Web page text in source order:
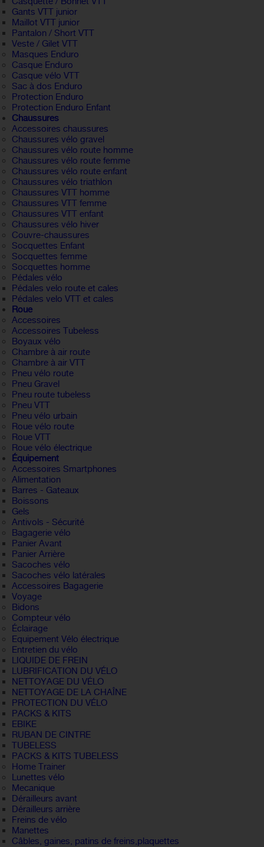
Gants VTT junior
Maillot VTT junior
Pantalon / Short VTT
Veste / Gilet VTT
Masques Enduro
Casque Enduro
Casque vélo VTT
Sac à dos Enduro
Protection Enduro
Protection Enduro Enfant
Chaussures
Accessoires chaussures
Chaussures vélo gravel
Chaussures vélo route homme
Chaussures vélo route femme
Chaussures vélo route enfant
Chaussures vélo triathlon
Chaussures VTT homme
Chaussures VTT femme
Chaussures VTT enfant
Chaussures vélo hiver
Couvre-chaussures
Socquettes Enfant
Socquettes femme
Socquettes homme
Pédales vélo
Pédales velo route et cales
Pédales velo VTT et cales
Roue
Accessoires
Accessoires Tubeless
Boyaux vélo
Chambre à air route
Chambre à air VTT
Pneu vélo route
Pneu Gravel
Pneu route tubeless
Pneu VTT
Pneu vélo urbain
Roue vélo route
Roue VTT
Roue vélo électrique
Équipement
Accessoires Smartphones
Alimentation
Barres - Gateaux
Boissons
Gels
Antivols - Sécurité
Bagagerie vélo
Panier Avant
Panier Arrière
Sacoches vélo
Sacoches vélo latérales
Accessoires Bagagerie
Voyage
Bidons
Compteur vélo
Éclairage
Equipement Vélo électrique
Entretien du vélo
LIQUIDE DE FREIN
LUBRIFICATION DU VÉLO
NETTOYAGE DU VÉLO
NETTOYAGE DE LA CHAÎNE
PROTECTION DU VÉLO
PACKS & KITS
EBIKE
RUBAN DE CINTRE
TUBELESS
PACKS & KITS TUBELESS
Home Trainer
Lunettes vélo
Mecanique
Dérailleurs avant
Dérailleurs arrière
Freins de vélo
Manettes
Câbles, gaines, patins de freins,plaquettes